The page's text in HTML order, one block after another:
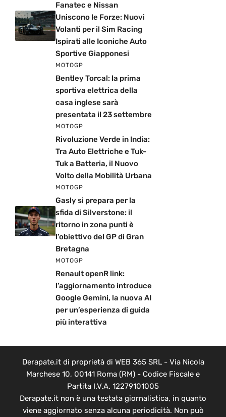
Fanatec e Nissan
Uniscono le Forze: Nuovi
Volanti per il Sim Racing
Ispirati alle Iconiche Auto
Sportive Giapponesi
MOTOGP
Bentley Torcal: la prima
sportiva elettrica della
casa inglese sarà
presentata il 23 settembre
MOTOGP
Rivoluzione Verde in India:
Tra Auto Elettriche e Tuk-
Tuk a Batteria, il Nuovo
Volto della Mobilità Urbana
MOTOGP
Gasly si prepara per la
sfida di Silverstone: il
ritorno in zona punti è
l’obiettivo del GP di Gran
Bretagna
MOTOGP
Renault openR link:
l’aggiornamento introduce
Google Gemini, la nuova AI
per un’esperienza di guida
più interattiva
Derapate.it di proprietà di WEB 365 SRL - Via Nicola
Marchese 10, 00141 Roma (RM) - Codice Fiscale e
Partita I.V.A. 12279101005
Derapate.it non è una testata giornalistica, in quanto
viene aggiornato senza alcuna periodicità. Non può